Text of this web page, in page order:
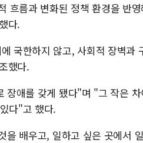
흐름과 변화된 정책 환경을 반
다.
국한하지 않고, 사회적 장벽과
했다.
애를 갖게 됐다"며 "그 작은
다"고 했다.
배우고, 일하고 싶은 곳에서